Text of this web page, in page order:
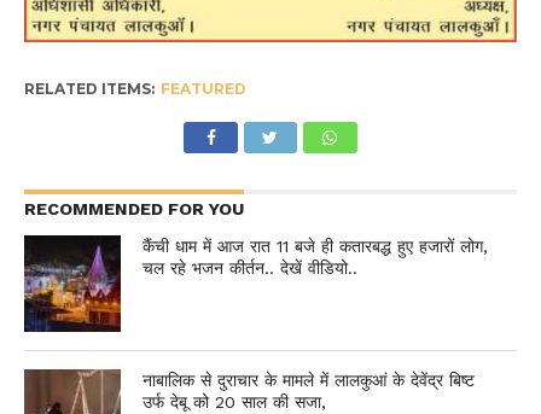
RELATED ITEMS: FEATURED
RECOMMENDED FOR YOU
कैंची धाम में आज रात 11 बजे ही कतारबद्ध हुए हजारों लोग,
चल रहे भजन कीर्तन.. देखें वीडियो..
नाबालिक से दुराचार के मामले में लालकुआं के देवेंद्र बिष्ट
उर्फ देबू को 20 साल की सजा,